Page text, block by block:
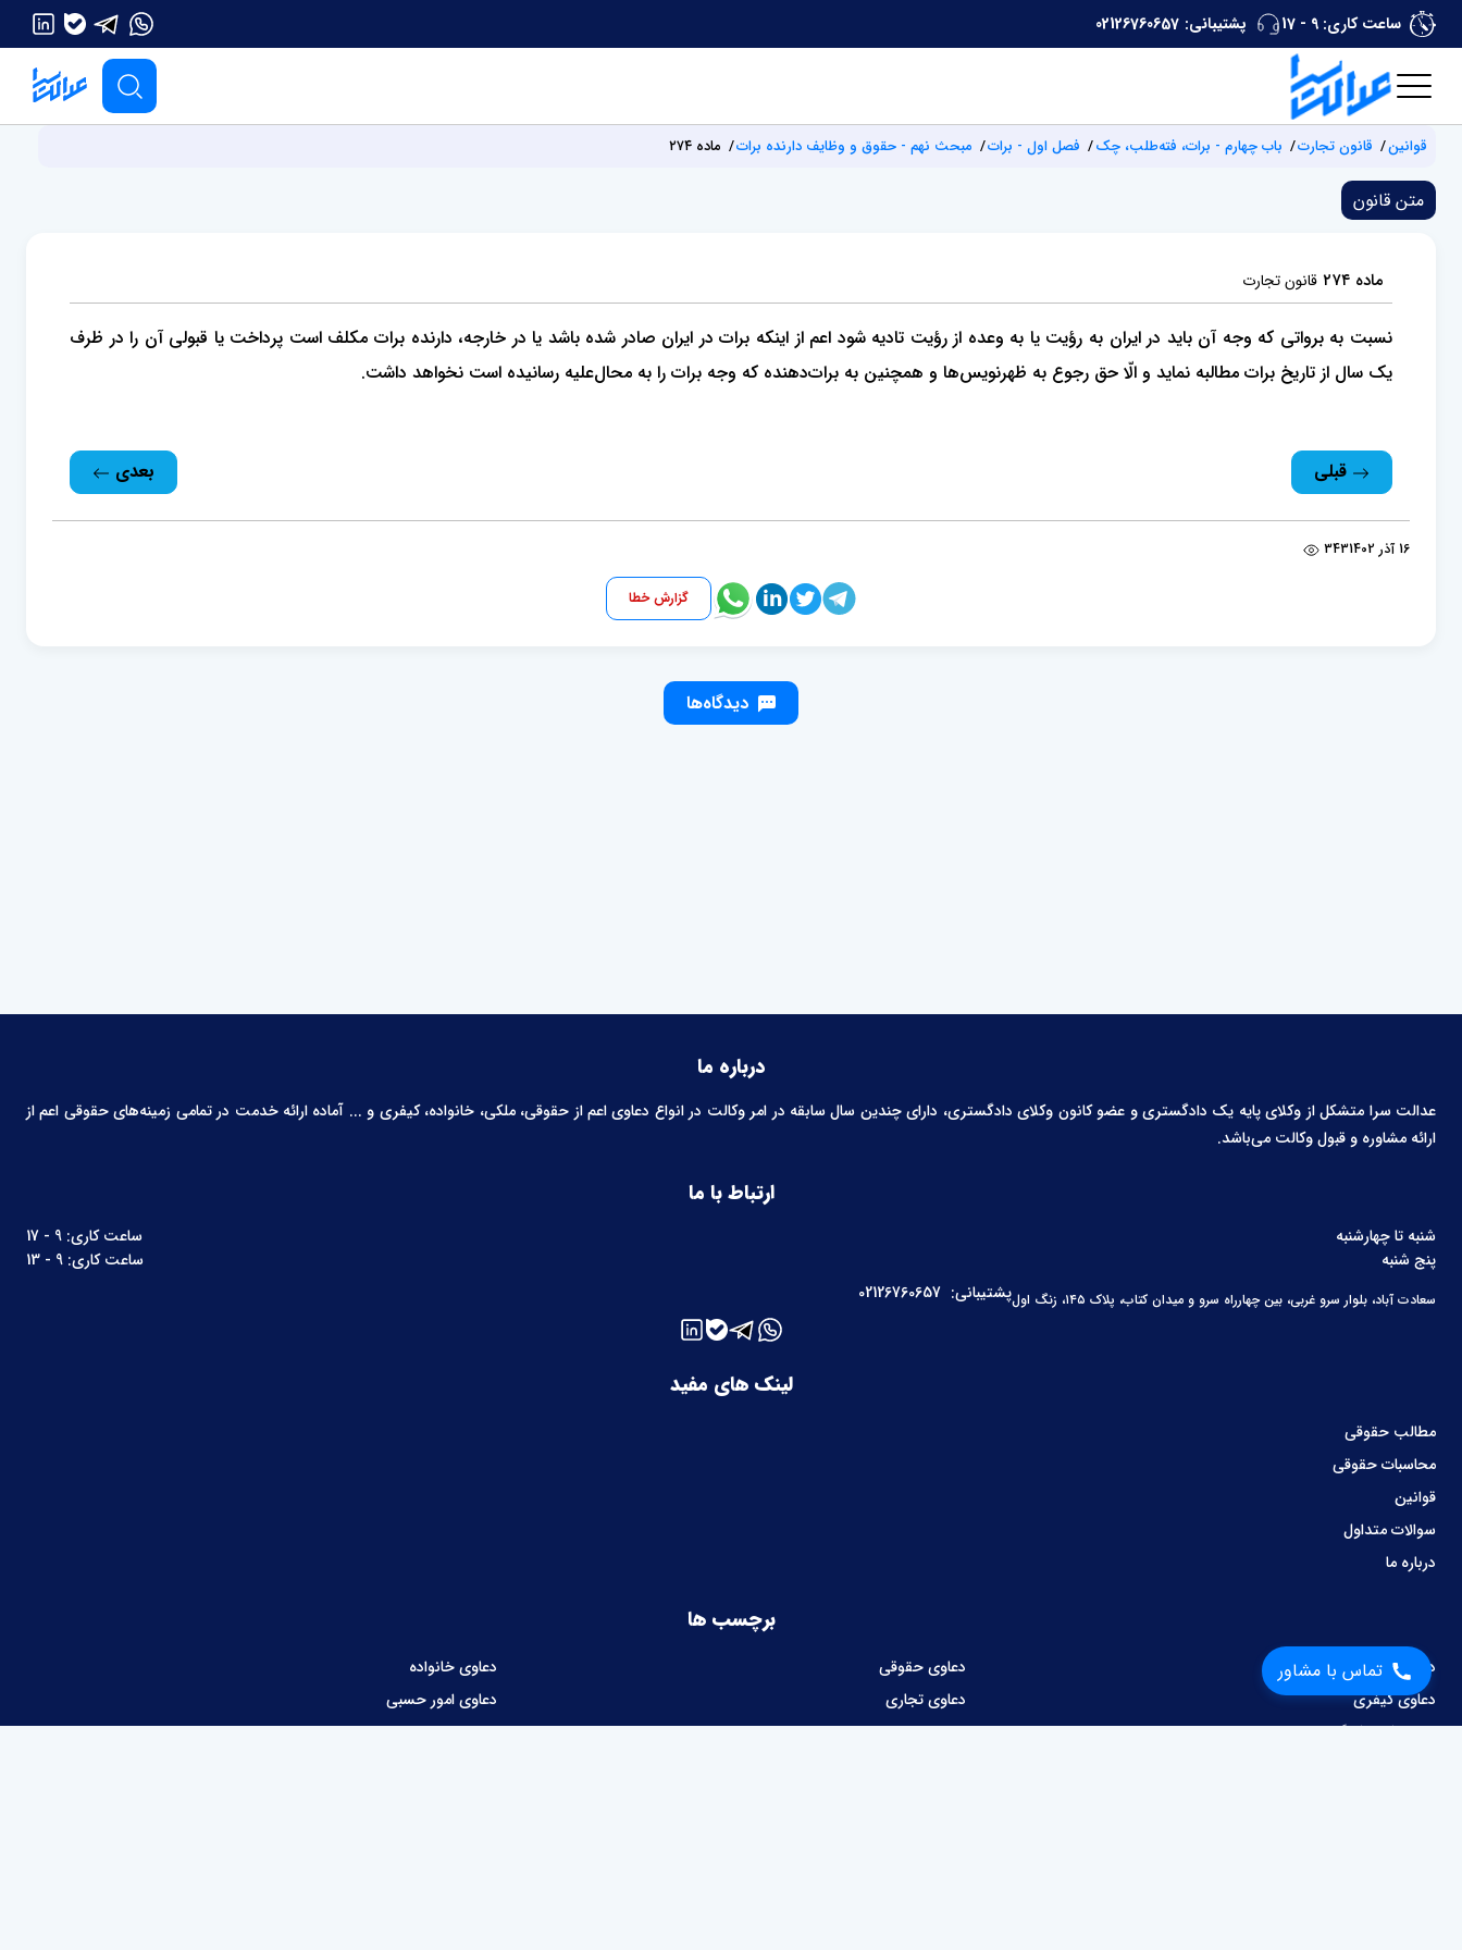
تماس با مشاور
ساعت کاری: 9 - 17 پشتیبانی: 02126760657
قوانین قانون تجارت باب چهارم - برات، فته‌طلب، چک فصل اول - برات مبحث نهم - حقوق و وظایف دارنده برات ماده ۲۷۴
متن قانون
ماده ۲۷۴ قانون تجارت
نسبت به برواتی که وجه آن باید در ایران به رؤیت یا به وعده از رؤیت تادیه شود اعم از اینکه برات در ایران صادر شده باشد یا در‌ خارجه، دارنده برات مکلف است پرداخت یا قبولی آن را در ظرف
یک سال از تاریخ برات مطالبه نماید و الّا حق رجوع به ظهرنویس‌ها و همچنین به برات‌دهنده که وجه برات را به محال‌علیه رسانیده است نخواهد داشت.
قبلی بعدی
16 آذر 1402 343
گزارش خطا
دیدگاه‌ها
درباره ما
عدالت سرا متشکل از وکلای پایه یک دادگستری و عضو کانون وکلای دادگستری، دارای چندین سال سابقه در امر وکالت در انواع دعاوی اعم از حقوقی، ملکی، خانواده، کیفری و ... آماده ارائه خدمت در تمامی زمینه‌های حقوقی اعم از
ارائه مشاوره و قبول وکالت می‌باشد.
لینک های مفید
مطالب حقوقی
محاسبات حقوقی
قوانین
سوالات متداول
درباره ما
برچسب ها
دعاوی ملکی دعاوی حقوقی
دعاوی خانواده
دعاوی کیفری
دعاوی تجاری
دعاوی امور حسبی
دعاوی کار و کارگر
دعاوی شهرداری
امور قراردادها
ارتباط با ما
شنبه تا چهارشنبه
ساعت کاری: 9 - 17
پنج شنبه
ساعت کاری: 9 - 13
سعادت آباد، بلوار سرو غربی، بین چهارراه سرو و میدان کتاب، پلاک ۱۴۵، زنگ اول پشتیبانی: 02126760657